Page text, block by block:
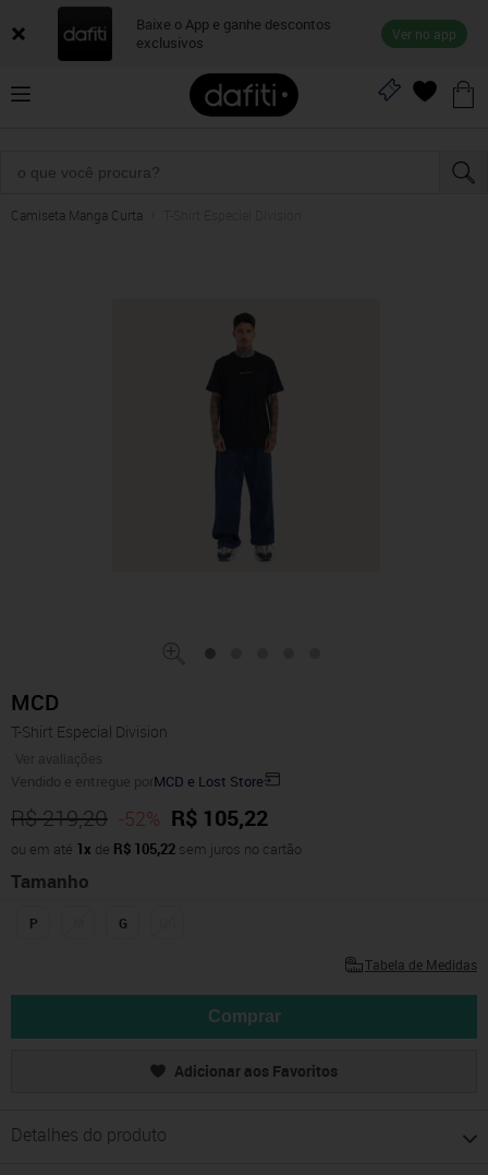
Baixe o App e ganhe descontos
exclusivos
Ver no app
Camiseta Manga Curta
MCD
T-Shirt Especial Division
Ver avaliações
Vendido e entregue porMCD e Lost Store
R$ 219,20 -52% R$ 105,22
ou em até 1x de R$ 105,22 sem juros no cartão
Tamanho
P G
Tabela de Medidas
Comprar
Adicionar aos Favoritos
Detalhes do produto